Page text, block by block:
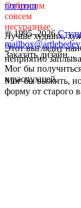
Отбросим
совсем
несуразные.
Лучше худших,
Этот выглядит
неприятно
Мог бы
и распухшей.
Мог бы выжить, но
форму от старого
логотип
© 1995–2026
Заказать дизайн...